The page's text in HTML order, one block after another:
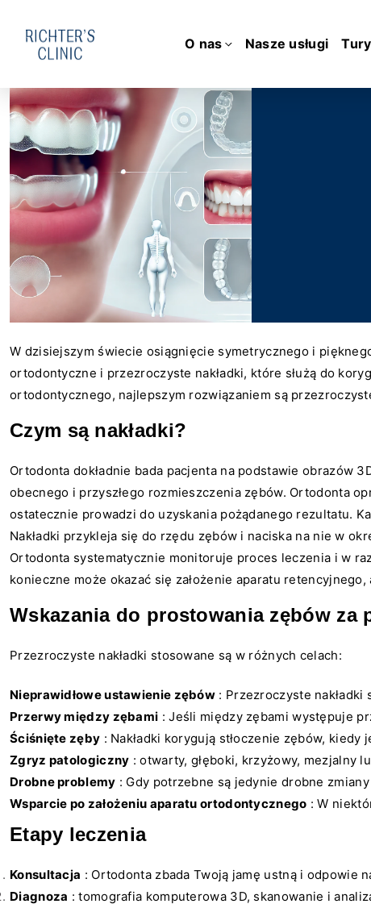
O nas Nasze usługi
W dzisiejszym świecie osiągnięcie symetrycznego i
ortodontyczne i przezroczyste nakładki, które służą do
ortodontycznego, najlepszym rozwiązaniem są
Czym są nakładki?
Ortodonta dokładnie bada pacjenta na podstawie obrazów
obecnego i przyszłego rozmieszczenia zębów. Ortodonta
ostatecznie prowadzi do uzyskania pożądanego rezultatu.
Nakładki przykleja się do rzędu zębów i naciska na nie w
Ortodonta systematycznie monitoruje proces leczenia i w
konieczne może okazać się założenie aparatu
Wskazania do prostowania zębów za
Przezroczyste nakładki stosowane są w różnych celach:
Nieprawidłowe ustawienie zębów : Przezroczyste
Przerwy między zębami : Jeśli między zębami występuje
Ściśnięte zęby : Nakładki korygują stłoczenie zębów,
Zgryz patologiczny : otwarty, głęboki, krzyżowy, mezjalny
Drobne problemy : Gdy potrzebne są jedynie drobne
Wsparcie po założeniu aparatu ortodontycznego : W
Etapy leczenia
Konsultacja : Ortodonta zbada Twoją jamę ustną i odpowie
Diagnoza : tomografia komputerowa 3D, skanowanie i